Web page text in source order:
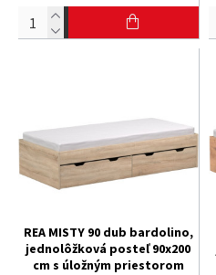
REA MISTY 90 dub bardolino,
jednolôžková posteľ 90x200
cm s úložným priestorom